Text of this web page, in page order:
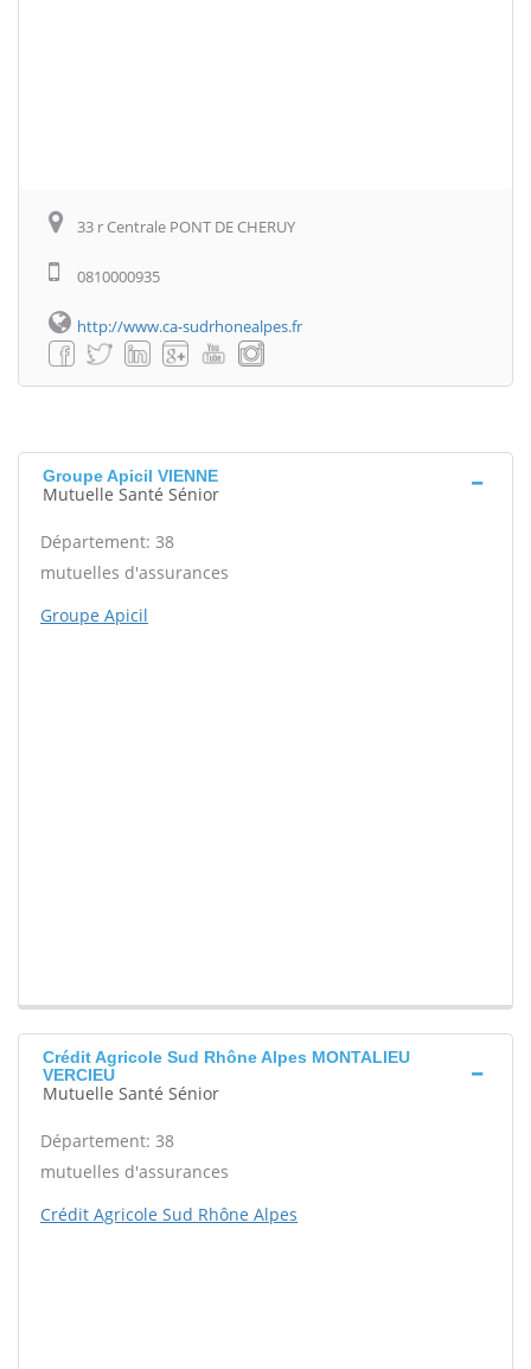
33 r Centrale PONT DE CHERUY
0810000935
http://www.ca-sudrhonealpes.fr
Groupe Apicil VIENNE
Mutuelle Santé Sénior
Département: 38
mutuelles d'assurances
Groupe Apicil
Crédit Agricole Sud Rhône Alpes MONTALIEU
VERCIEU
Mutuelle Santé Sénior
Département: 38
mutuelles d'assurances
Crédit Agricole Sud Rhône Alpes